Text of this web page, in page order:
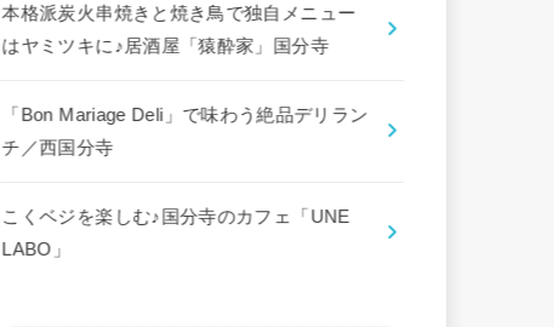
本格派炭火串焼きと焼き鳥で独自メニュー
はヤミツキに♪居酒屋「猿酔家」国分寺
「Bon Mariage Deli」で味わう絶品デリラン
チ／西国分寺
こくベジを楽しむ♪国分寺のカフェ「UNE
LABO」